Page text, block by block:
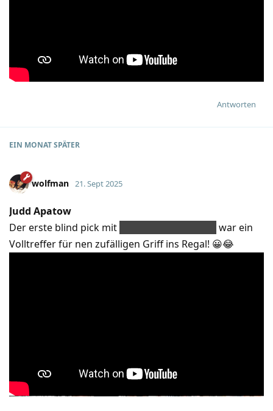
Antworten
EIN MONATSPÄTER
wolfman 21. Sept 2025
Judd Apatow
Der erste blind pick mit
war ein
Volltreffer für nen zufälligen Griff ins Regal! 😀😂